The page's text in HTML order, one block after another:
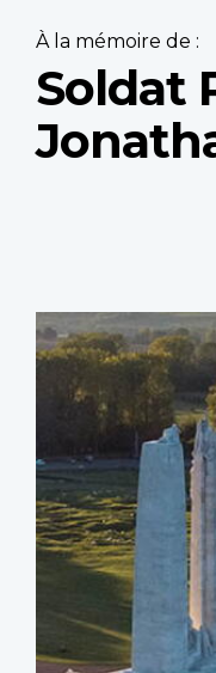
À la mémoire de :
Soldat
Profile
image